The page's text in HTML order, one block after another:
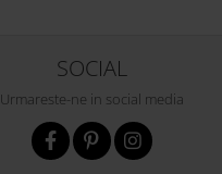
SOCIAL
Urmareste-ne in social media